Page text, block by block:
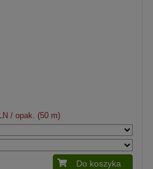
/ opak. (50 m)
Do koszyka